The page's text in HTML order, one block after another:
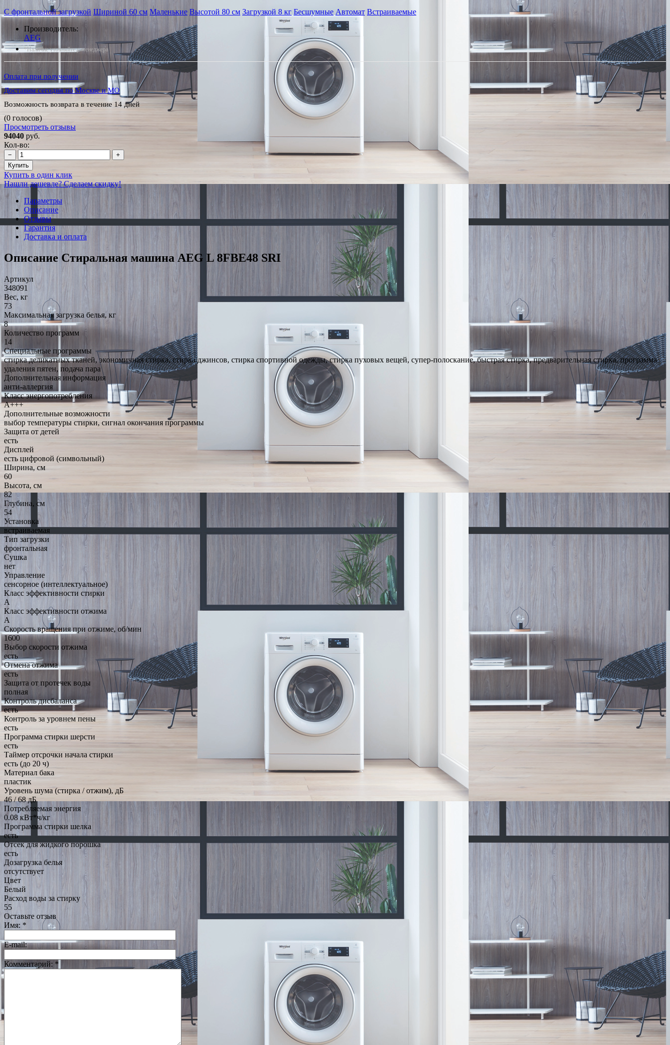
С фронтальной загрузкой Шириной 60 см Маленькие Высотой 80 см Загрузкой 8 кг Бесшумные Автомат Встраиваемые
Производитель:
AEG
*Наличие уточняйте у менеджера
Оплата при получении
Доставим сегодня по Москве и МО
Возможность возврата в течение 14 дней
(0 голосов)
Просмотреть отзывы
94040 руб.
Кол-во:
−
+
Купить
Купить в один клик
Нашли дешевле? Сделаем скидку!
Параметры
Описание
Отзывы
Гарантия
Доставка и оплата
Описание Стиральная машина AEG L 8FBE48 SRI
Артикул
348091
Вес, кг
73
Максимальная загрузка белья, кг
8
Количество программ
14
Специальные программы
стирка деликатных тканей, экономичная стирка, стирка джинсов, стирка спортивной одежды, стирка пуховых вещей, супер-полоскание, быстрая стирка, предварительная стирка, программа
удаления пятен, подача пара
Дополнительная информация
анти-аллергия
Класс энергопотребления
A+++
Дополнительные возможности
выбор температуры стирки, сигнал окончания программы
Защита от детей
есть
Дисплей
есть цифровой (символьный)
Ширина, см
60
Высота, см
82
Глубина, см
54
Установка
встраиваемая
Тип загрузки
фронтальная
Сушка
нет
Управление
сенсорное (интеллектуальное)
Класс эффективности стирки
A
Класс эффективности отжима
A
Скорость вращения при отжиме, об/мин
1600
Выбор скорости отжима
есть
Отмена отжима
есть
Защита от протечек воды
полная
Контроль дисбаланса
есть
Контроль за уровнем пены
есть
Программа стирки шерсти
есть
Таймер отсрочки начала стирки
есть (до 20 ч)
Материал бака
пластик
Уровень шума (стирка / отжим), дБ
46 / 68 дБ
Потребляемая энергия
0.08 кВт*ч/кг
Программа стирки шелка
есть
Отсек для жидкого порошка
есть
Дозагрузка белья
отсутствует
Цвет
Белый
Расход воды за стирку
55
Оставьте отзыв
Имя: *
E-mail:
Комментарий: *